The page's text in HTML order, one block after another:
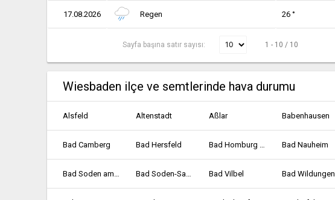
17.08.2026 Regen 26 °
Sayfa başına satır sayısı: 1 - 10 / 10
Wiesbaden ilçe ve semtlerinde hava durumu
Alsfeld Altenstadt Aßlar Babenhausen
Bad Camberg Bad Hersfeld Bad Homburg vor der Höhe Bad Nauheim
Bad Soden am Taunus Bad Soden-Salmünster Bad Vilbel Bad Wildungen